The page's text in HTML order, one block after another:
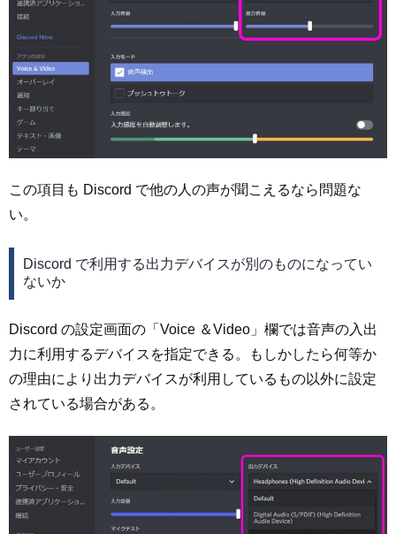
この項目も Discord で他の人の声が聞こえるなら問題な
い。
Discord で利用する出力デバイスが別のものになってい
ないか
Discord の設定画面の「Voice ＆Video」欄では音声の入出
力に利用するデバイスを指定できる。もしかしたら何等か
の理由により出力デバイスが利用しているもの以外に設定
されている場合がある。